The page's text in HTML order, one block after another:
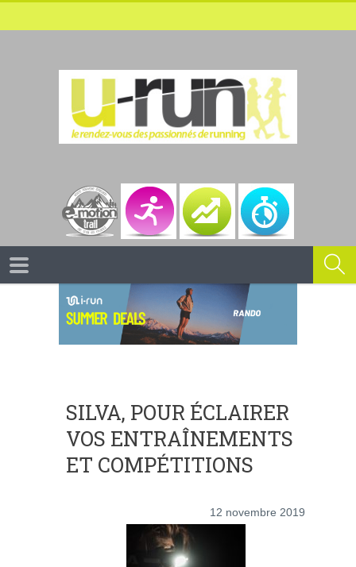
SILVA, POUR ÉCLAIRER
VOS ENTRAÎNEMENTS
ET COMPÉTITIONS
12 novembre 2019